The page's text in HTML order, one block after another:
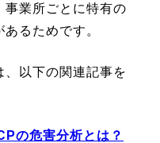
事業所ごとに特有の
るためです。
以下の関連記事を
の危害分析とは？